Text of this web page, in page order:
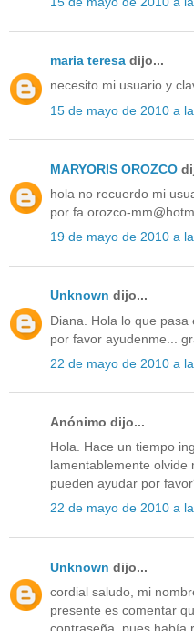
maria teresa dijo...
necesito mi usuario y
15 de mayo de 2010 a
MARYORIS OROZCO
hola no recuerdo mi
por fa orozco-
19 de mayo de 2010 a
Unknown dijo...
Diana. Hola lo que pasa
por favor ayudenme...
22 de mayo de 2010 a
Anónimo dijo...
Hola. Hace un tiempo
lamentablemente olvide
pueden ayudar por
22 de mayo de 2010 a
Unknown dijo...
cordial saludo, mi
presente es comentar
contraseña, pues había